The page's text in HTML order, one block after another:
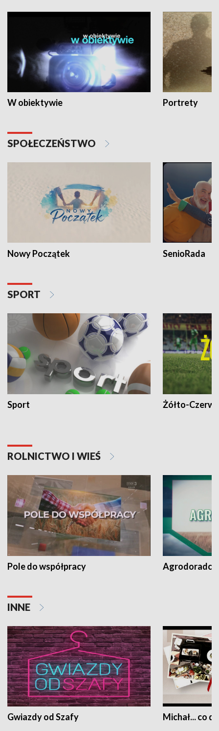
W obiektywie Portrety
SPOŁECZEŃSTWO
Nowy Początek SenioRada
SPORT
Sport Żółto-
ROLNICTWO I WIEŚ
Pole do współpracy Agrodoradcy
INNE
Gwiazdy od Szafy Michał... co